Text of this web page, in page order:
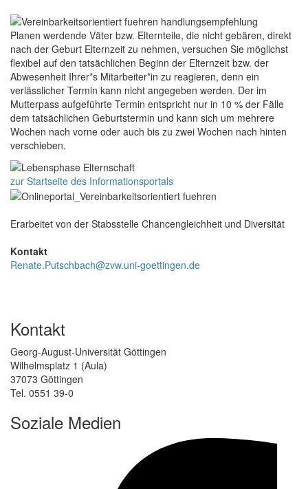
Planen werdende Väter bzw. Elternteile, die nicht gebären, direkt
nach der Geburt Elternzeit zu nehmen, versuchen Sie möglichst
flexibel auf den tatsächlichen Beginn der Elternzeit bzw. der
Abwesenheit Ihrer*s Mitarbeiter*in zu reagieren, denn ein
verlässlicher Termin kann nicht angegeben werden. Der im
Mutterpass aufgeführte Termin entspricht nur in 10 % der Fälle
dem tatsächlichen Geburtstermin und kann sich um mehrere
Wochen nach vorne oder auch bis zu zwei Wochen nach hinten
verschieben.
zur Startseite des Informationsportals
Erarbeitet von der Stabsstelle Chancengleichheit und Diversität
Kontakt
Renate.Putschbach@zvw.uni-goettingen.de
Kontakt
Georg-August-Universität Göttingen
Wilhelmsplatz 1 (Aula)
37073 Göttingen
Tel. 0551 39-0
Soziale Medien